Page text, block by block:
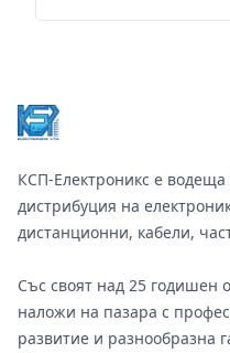
КСП-Електроникс е
дистрибуция на
дистанционни, кабели,
Със своят над 25 годишен
наложи на пазара с
развитие и разнообразна